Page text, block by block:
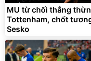
MU từ chối thẳng
Tottenham, chốt
Sesko